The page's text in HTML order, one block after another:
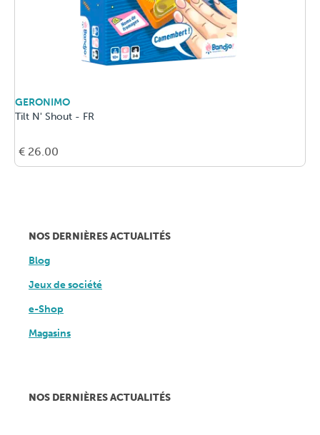
GERONIMO
Tilt N' Shout - FR
€ 26.00
NOS DERNIÈRES ACTUALITÉS
Blog
Jeux de société
e-Shop
Magasins
NOS DERNIÈRES ACTUALITÉS